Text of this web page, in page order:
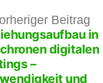
Beitrag
in
digitalen
–
und